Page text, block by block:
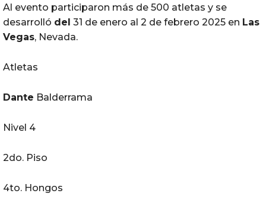
Al evento participaron más de 500 atletas y se
desarrolló del 31 de enero al 2 de febrero 2025 en Las
Vegas, Nevada.
Atletas
Dante Balderrama
Nivel 4
2do. Piso
4to. Hongos